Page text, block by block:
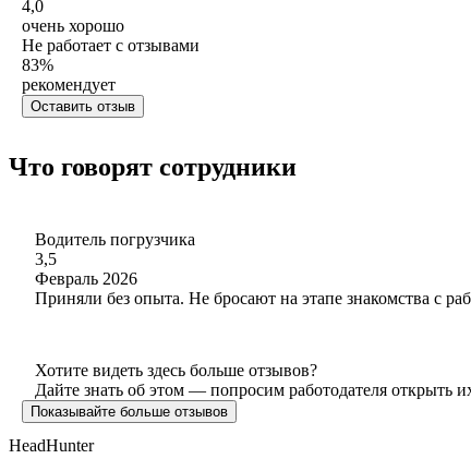
4,0
очень хорошо
Не работает с отзывами
83%
рекомендует
Оставить отзыв
Что говорят сотрудники
Водитель погрузчика
3,5
Февраль 2026
Приняли без опыта. Не бросают на этапе знакомства с
Хотите видеть здесь больше отзывов?
Дайте знать об этом — попросим работодателя открыть
Показывайте больше отзывов
HeadHunter